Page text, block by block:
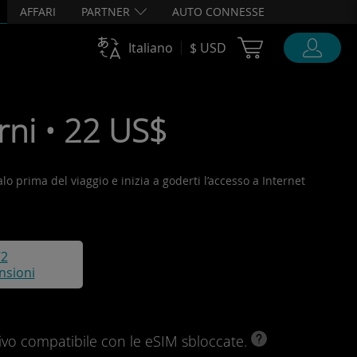
AFFARI PARTNER AUTO CONNESSE
Italiano $ USD Cart Ubigi
• 22 US$
prima del viaggio e inizia a goderti l’accesso a Internet
compatibile con le eSIM sbloccate.